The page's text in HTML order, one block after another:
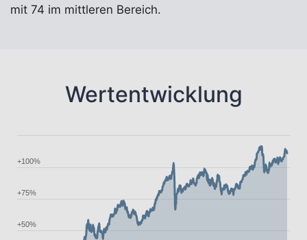
mit 74 im mittleren Bereich.
Wertentwicklung
+50%
+75%
+100%